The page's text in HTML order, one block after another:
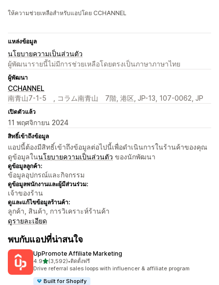
ให้ความช่วยเหลือสำหรับแอปโดย CCHANNEL
แหล่งข้อมูล
นโยบายความเป็นส่วนตัว
ผู้พัฒนารายนี้ไม่มีการช่วยเหลือโดยตรงเป็นภาษาภาษาไทย
ผู้พัฒนา
CCHANNEL
南青山7-1-5 , コラム南青山 7階, 港区, JP-13, 107-0062, JP
เปิดตัวแล้ว
11 พฤศจิกายน 2024
สิทธิ์เข้าถึงข้อมูล
แอปนี้ต้องมีสิทธิ์เข้าถึงข้อมูลต่อไปนี้เพื่อดำเนินการในร้านค้าของคุณ
ดูข้อมูลในนโยบายความเป็นส่วนตัว ของนักพัฒนา
ดูข้อมูลลูกค้า:
ข้อมูลอุปกรณ์และกิจกรรม
ดูข้อมูลพนักงานและผู้มีส่วนร่วม:
เจ้าของร้าน
ดูและแก้ไขข้อมูลร้านค้า:
ลูกค้า, สินค้า, การวิเคราะห์ร้านค้า
ดูรายละเอียด
พบกับแอปที่น่าสนใจ
UpPromote Affiliate Marketing
4.9เต็ม 5 ดาว
(3,592)
ทั้งหมด 3592 รีวิว
•ติดตั้งฟรี
Drive referral sales loops with influencer & affiliate program
Built for Shopify